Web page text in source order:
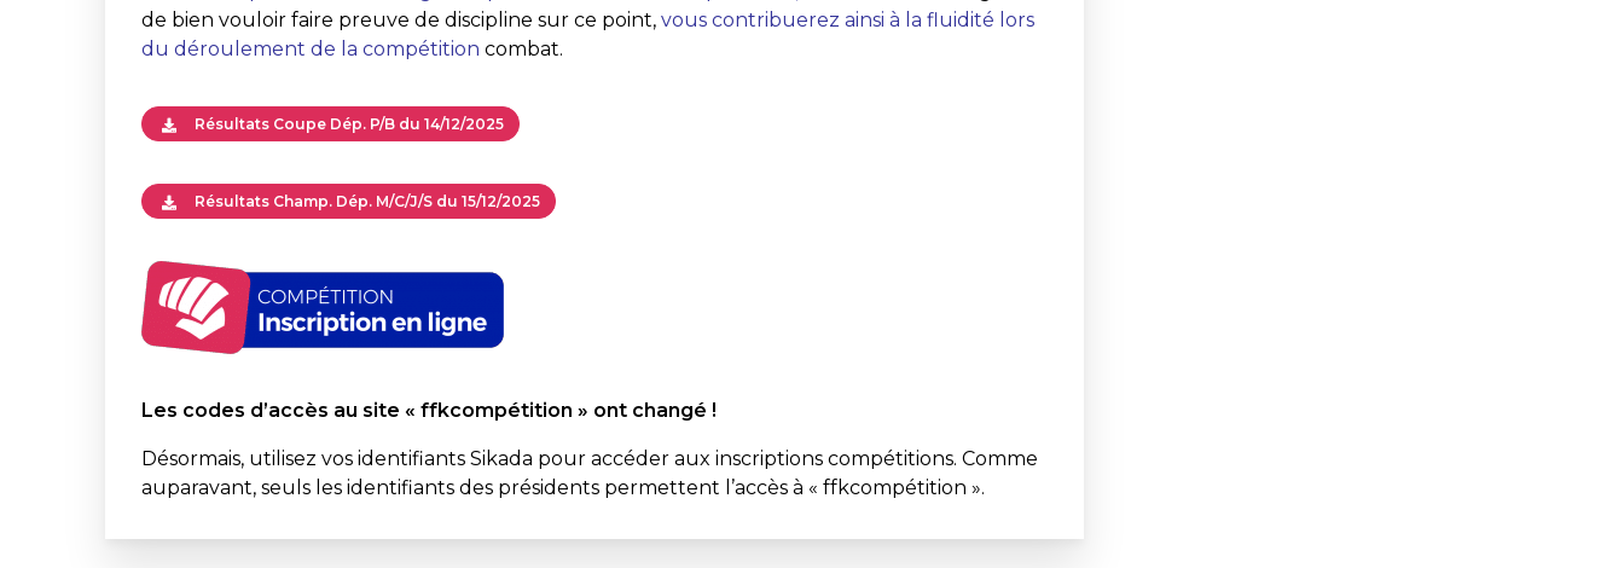
de bien vouloir faire preuve de discipline sur ce point, vous contribuerez ainsi à la fluidité lors
du déroulement de la compétition combat.
Résultats Coupe Dép. P/B du 14/12/2025
Résultats Champ. Dép. M/C/J/S du 15/12/2025
Les codes d’accès au site « ffkcompétition » ont changé !
Désormais, utilisez vos identifiants Sikada pour accéder aux inscriptions compétitions. Comme
auparavant, seuls les identifiants des présidents permettent l’accès à « ffkcompétition ».